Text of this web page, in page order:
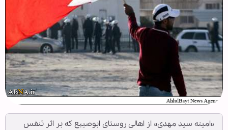
«امینه سید مهدی» از اهالی روستای ابوصیبع که بر اثر تنفس